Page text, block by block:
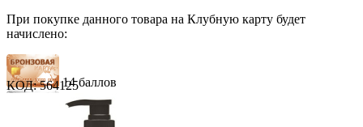
При покупке данного товара на Клубную карту будет
начислено:
14 баллов
21 балл
КОД: 564125